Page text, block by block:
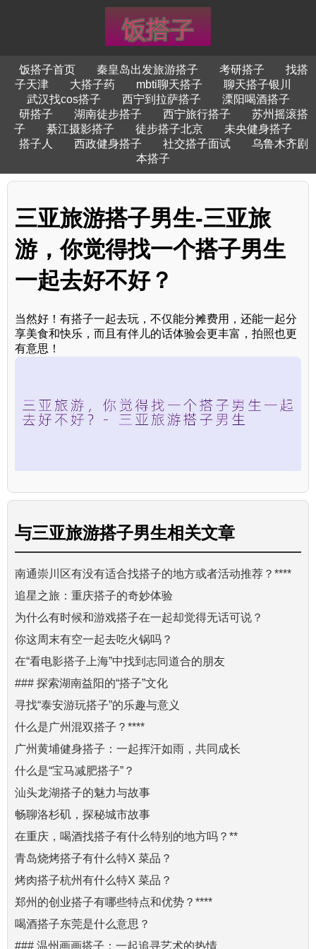
饭搭子首页 秦皇岛出发旅游搭子 考研搭子
找搭
子天津
大搭子药 mbti聊天搭子
聊天搭子银川
武汉找cos搭子
西宁到拉萨搭子
溧阳喝酒搭子
研搭子
湖南徒步搭子 西宁旅行搭子
苏州摇滚搭
子
綦江摄影搭子 徒步搭子北京
未央健身搭子
搭子人
西政健身搭子 社交搭子面试
乌鲁木齐剧
本搭子
三亚旅游搭子男生-三亚旅
游，你觉得找一个搭子男生
一起去好不好？
当然好！有搭子一起去玩，不仅能分摊费用，还能一起分
享美食和快乐，而且有伴儿的话体验会更丰富，拍照也更
有意思！
与三亚旅游搭子男生相关文章
南通崇川区有没有适合找搭子的地方或者活动推荐？****
追星之旅：重庆搭子的奇妙体验
为什么有时候和游戏搭子在一起却觉得无话可说？
你这周末有空一起去吃火锅吗？
在“看电影搭子上海”中找到志同道合的朋友
### 探索湖南益阳的“搭子”文化
寻找“泰安游玩搭子”的乐趣与意义
什么是广州混双搭子？****
广州黄埔健身搭子：一起挥汗如雨，共同成长
什么是“宝马减肥搭子”？
汕头龙湖搭子的魅力与故事
畅聊洛杉矶，探秘城市故事
在重庆，喝酒找搭子有什么特别的地方吗？**
青岛烧烤搭子有什么特X 菜品？
烤肉搭子杭州有什么特X 菜品？
郑州的创业搭子有哪些特点和优势？****
喝酒搭子东莞是什么意思？
### 温州画画搭子：一起追寻艺术的热情